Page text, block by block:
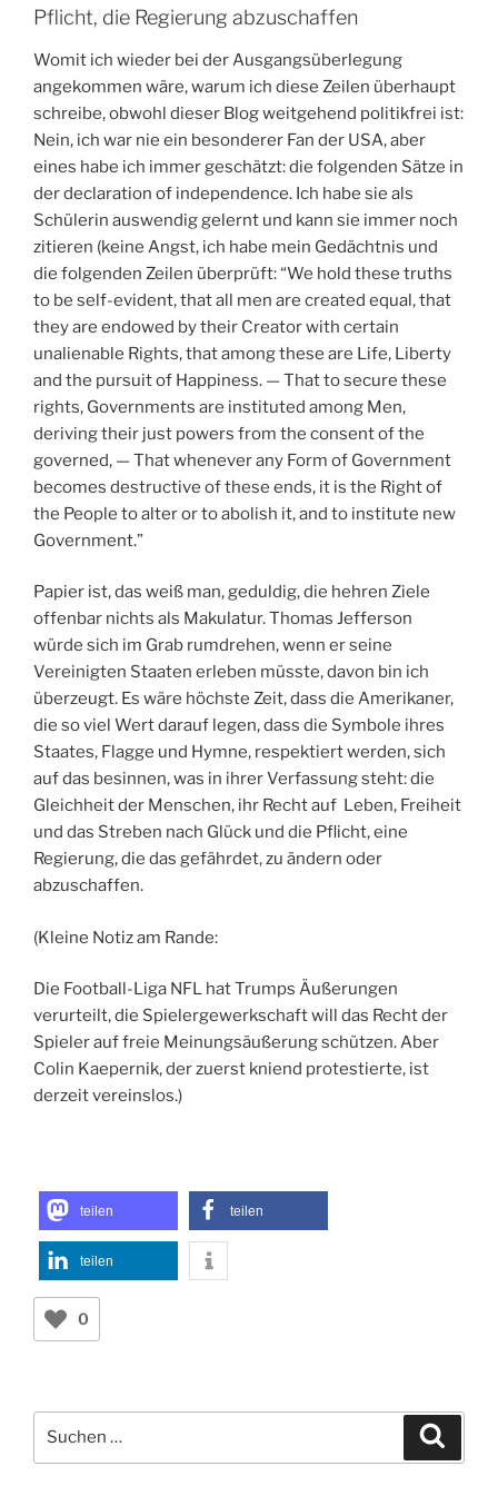
Pflicht, die Regierung abzuschaffen
Womit ich wieder bei der Ausgangsüberlegung
angekommen wäre, warum ich diese Zeilen überhaupt
schreibe, obwohl dieser Blog weitgehend politikfrei ist:
Nein, ich war nie ein besonderer Fan der USA, aber
eines habe ich immer geschätzt: die folgenden Sätze in
der declaration of independence. Ich habe sie als
Schülerin auswendig gelernt und kann sie immer noch
zitieren (keine Angst, ich habe mein Gedächtnis und
die folgenden Zeilen überprüft: “We hold these truths
to be self-evident, that all men are created equal, that
they are endowed by their Creator with certain
unalienable Rights, that among these are Life, Liberty
and the pursuit of Happiness. — That to secure these
rights, Governments are instituted among Men,
deriving their just powers from the consent of the
governed, — That whenever any Form of Government
becomes destructive of these ends, it is the Right of
the People to alter or to abolish it, and to institute new
Government.”
Papier ist, das weiß man, geduldig, die hehren Ziele
offenbar nichts als Makulatur. Thomas Jefferson
würde sich im Grab rumdrehen, wenn er seine
Vereinigten Staaten erleben müsste, davon bin ich
überzeugt. Es wäre höchste Zeit, dass die Amerikaner,
die so viel Wert darauf legen, dass die Symbole ihres
Staates, Flagge und Hymne, respektiert werden, sich
auf das besinnen, was in ihrer Verfassung steht: die
Gleichheit der Menschen, ihr Recht auf Leben, Freiheit
und das Streben nach Glück und die Pflicht, eine
Regierung, die das gefährdet, zu ändern oder
abzuschaffen.
(Kleine Notiz am Rande:
Die Football-Liga NFL hat Trumps Äußerungen
verurteilt, die Spielergewerkschaft will das Recht der
Spieler auf freie Meinungsäußerung schützen. Aber
Colin Kaepernik, der zuerst kniend protestierte, ist
derzeit vereinslos.)
teilen teilen
teilen
0
nach: